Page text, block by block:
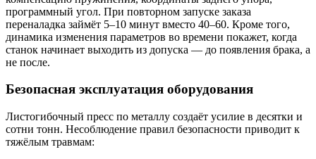
программный угол. При повторном запуске заказа
переналадка займёт 5–10 минут вместо 40–60. Кроме того,
динамика изменения параметров во времени покажет, когда
станок начинает выходить из допуска — до появления брака, а
не после.
Безопасная эксплуатация оборудования
Листогибочный пресс по металлу создаёт усилие в десятки и
сотни тонн. Несоблюдение правил безопасности приводит к
тяжёлым травмам: